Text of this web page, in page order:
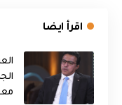
اقرأ ايضا